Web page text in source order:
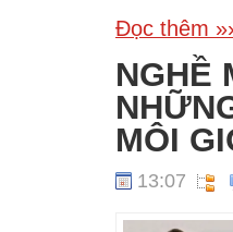
Đọc thêm
NGHỀ
MÔI
13:07